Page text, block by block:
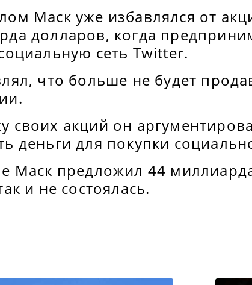
Маск уже избавлялся от
долларов, когда
сеть Twitter.
что больше не будет
своих акций он
деньги для покупки
Маск предложил 44
и не состоялась.